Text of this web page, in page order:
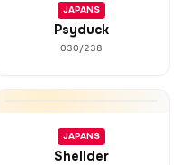
JAPANS
Psyduck
030/238
JAPANS
Shellder